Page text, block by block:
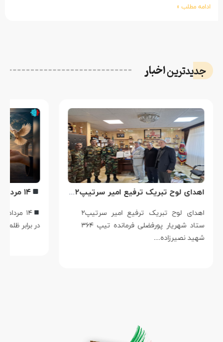
ادامه مطلب »
جدیدتریناخبار
اهدای لوح تبریک ترفیع امیر سرتیپ۲ ستاد شهریار پورفضلی فرمانده تیپ ۳۶۴ شهید نصیرزاده نزاجا مستقر در مهاباد
اهدای لوح تبریک ترفیع امیر سرتیپ۲
ستاد شهریار پورفضلی فرمانده تیپ ۳۶۴
شهید نصیرزاده…
۱۴
در برابر ظلم